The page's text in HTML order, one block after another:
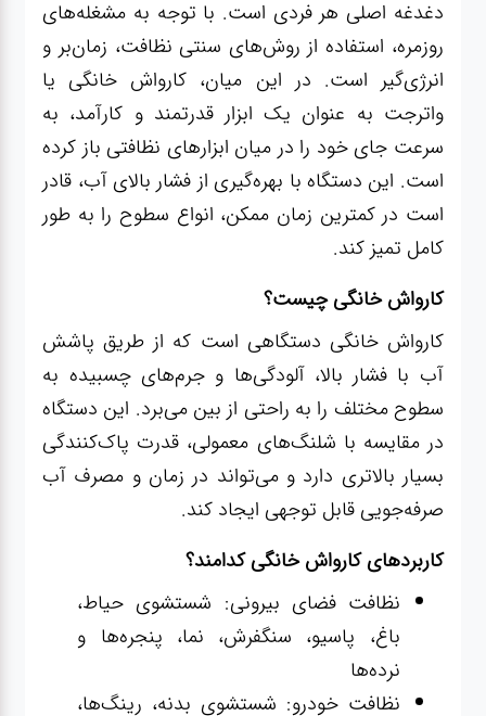
برق و
باطری و
دیاگ
صافکاری
و نقاشی
کارواش
لوازم
یدکی
معاینه
فنی
دغدغه اصلی هر فردی است. با توجه به مشغله‌های
روزمره، استفاده از روش‌های سنتی نظافت، زمان‌بر و
انرژی‌گیر است. در این میان، کارواش خانگی یا
واترجت به عنوان یک ابزار قدرتمند و کارآمد، به
سرعت جای خود را در میان ابزارهای نظافتی باز کرده
است. این دستگاه با بهره‌گیری از فشار بالای آب، قادر
است در کمترین زمان ممکن، انواع سطوح را به طور
کامل تمیز کند.
کارواش خانگی چیست؟
کارواش خانگی دستگاهی است که از طریق پاشش
آب با فشار بالا، آلودگی‌ها و جرم‌های چسبیده به
سطوح مختلف را به راحتی از بین می‌برد. این دستگاه
در مقایسه با شلنگ‌های معمولی، قدرت پاک‌کنندگی
بسیار بالاتری دارد و می‌تواند در زمان و مصرف آب
صرفه‌جویی قابل توجهی ایجاد کند.
کاربردهای کارواش خانگی کدامند؟
نظافت فضای بیرونی: شستشوی حیاط،
باغ، پاسیو، سنگفرش، نما، پنجره‌ها و
نرده‌ها
نظافت خودرو: شستشوی بدنه، رینگ‌ها،